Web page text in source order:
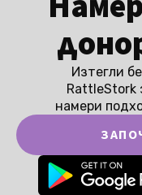
Изтегли
RattleStork
намери